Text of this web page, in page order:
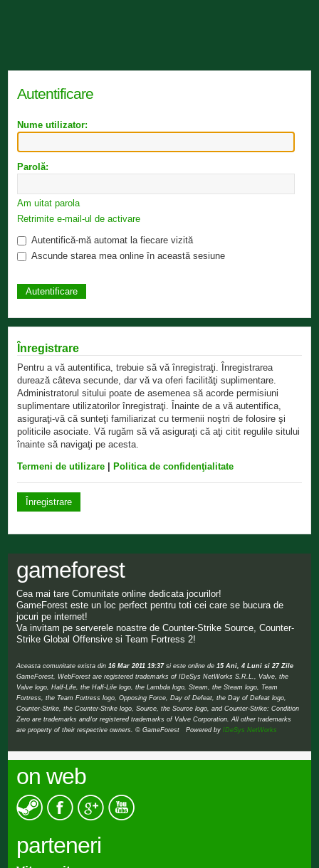
Autentificare
Nume utilizator:
Parolă:
Am uitat parola
Retrimite e-mail-ul de activare
Autentifică-mă automat la fiecare vizită
Ascunde starea mea online în această sesiune
Înregistrare
Pentru a vă autentifica, trebuie să vă înregistraţi. Înregistrarea
durează câteva secunde, dar vă va oferi facilităţi suplimentare.
Administratorul sitului poate de asemenea să acorde permisiuni
suplimentare utilizatorilor înregistraţi. Înainte de a vă autentifica,
asiguraţi-vă că sunteţi familiarizat cu termenii noştri de folosire şi
politicile asociate. Vă rugăm să vă asiguraţi că aţi citit regulile sitului
înainte să navigaţi pe acesta.
Termeni de utilizare Politica de confidenţialitate
Înregistrare
gameforest
Cea mai tare Comunitate online dedicata jocurilor!
GameForest este un loc perfect pentru toti cei care se bucura de
jocuri pe internet!
Va invitam pe serverele noastre de Counter-Strike Source, Counter-
Strike Global Offensive si Team Fortress 2!
Aceasta comunitate exista din 16 Mar 2011 19:37si este online de 15 Ani, 4 Luni si 27 Zile
GameForest, WebForest are registered trademarks of IDeSys NetWorks S.R.L., Valve, the
Valve logo, Half-Life, the Half-Life logo, the Lambda logo, Steam, the Steam logo, Team
Fortress, the Team Fortress logo, Opposing Force, Day of Defeat, the Day of Defeat logo,
Counter-Strike, the Counter-Strike logo, Source, the Source logo, and Counter-Strike: Condition
Zero are trademarks and/or registered trademarks of Valve Corporation. All other trademarks
are property of their respective owners. © GameForest Powered byIDeSys NetWorks
on web
parteneri